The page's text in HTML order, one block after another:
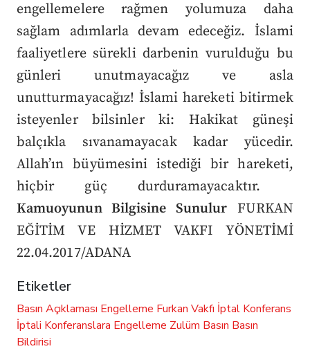
engellemelere rağmen yolumuza daha
sağlam adımlarla devam edeceğiz. İslami
faaliyetlere sürekli darbenin vurulduğu bu
günleri unutmayacağız ve asla
unutturmayacağız! İslami hareketi bitirmek
isteyenler bilsinler ki: Hakikat güneşi
balçıkla sıvanamayacak kadar yücedir.
Allah’ın büyümesini istediği bir hareketi,
hiçbir güç durduramayacaktır.
Kamuoyunun Bilgisine Sunulur FURKAN
EĞİTİM VE HİZMET VAKFI YÖNETİMİ
22.04.2017/ADANA
Etiketler
Basın Açıklaması Engelleme Furkan Vakfı İptal Konferans
İptali Konferanslara Engelleme Zulüm Basın Basın
Bildirisi